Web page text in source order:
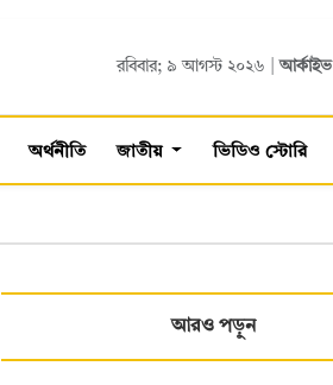
রবিবার; ৯ আগস্ট ২০২৬ |আর্কাইভ
অর্থনীতি জাতীয় ভিডিও স্টোরি
আরও পড়ুন